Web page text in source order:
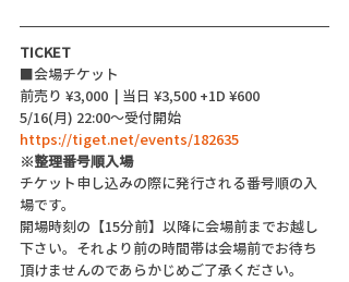
TICKET
■会場チケット
前売り ¥3,000  | 当日 ¥3,500 +1D ¥600
5/16(月) 22:00〜受付開始
https://tiget.net/events/182635
※整理番号順入場
チケット申し込みの際に発行される番号順の入
場です。
開場時刻の【15分前】以降に会場前までお越し
下さい。それより前の時間帯は会場前でお待ち
頂けませんのであらかじめご了承ください。